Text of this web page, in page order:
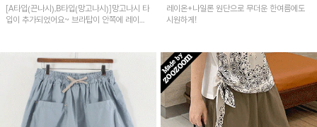
[A타입(끈나시),B타입(망고나시)]망고나시 타
입이 추가되었어요~ 브라탑이 안쪽에 레이어
레이온+나일론 원단으로 무더운 한여름에도
시원하게!